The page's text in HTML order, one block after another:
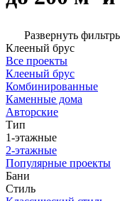
Развернуть
Клееный брус
Все проекты
Клееный брус
Комбинированные
Каменные дома
Авторские
Тип
1-этажные
2-этажные
Популярные проекты
Бани
Стиль